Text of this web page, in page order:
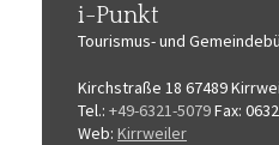
i-Punkt
Tourismus-und
Kirchstraße 18 67489
Tel.: +49-6321-5079Fax:
Web: Kirrweiler